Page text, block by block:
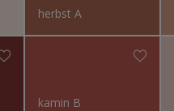
herbst A
kamin B